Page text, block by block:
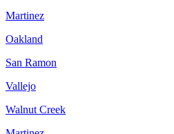
Martinez
Oakland
San Ramon
Vallejo
Walnut Creek